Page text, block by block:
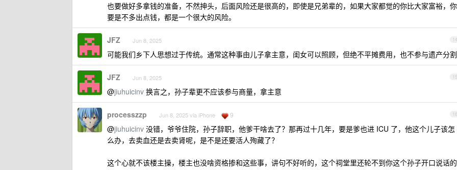
也要做好多拿钱的准备，不然抻头，后面风险还是很高的，即使是兄弟辈的，如果大家都觉的你比大家富裕，你
要是不多出点钱，都是一个很大的风险。
14
JFZ Jun 8, 2025
可能我们乡下人思想过于传统。通常这种事由儿子拿主意，闺女可以照顾，但绝不平摊费用，也不参与遗产分割
15
JFZ Jun 8, 2025
@jiuhuicinv 换言之，孙子辈更不应该参与商量，拿主意
16
processzzp Jun 8, 2025 via iPhone 9
@jiuhuicinv 没错，爷爷住院，孙子辞职，他爹干啥去了？那再过十几年，要是爹也进 ICU 了，他这个儿子该怎
么办，去卖血还是去卖肾呢，是不是还要活人殉藏了？
这个心就不该楼主操，楼主也没啥资格掺和这些事，讲句不好听的，这个祠堂里还轮不到你这个孙子开口说话的